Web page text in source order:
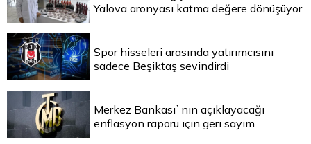
Yalova aronyası katma değere dönüşüyor
Spor hisseleri arasında yatırımcısını
sadece Beşiktaş sevindirdi
Merkez Bankası`nın açıklayacağı
enflasyon raporu için geri sayım